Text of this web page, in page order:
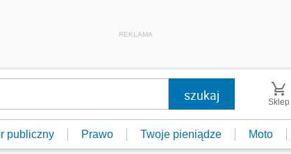
REKLAMA
Sklep
publiczny Prawo Twoje pieniądze Moto